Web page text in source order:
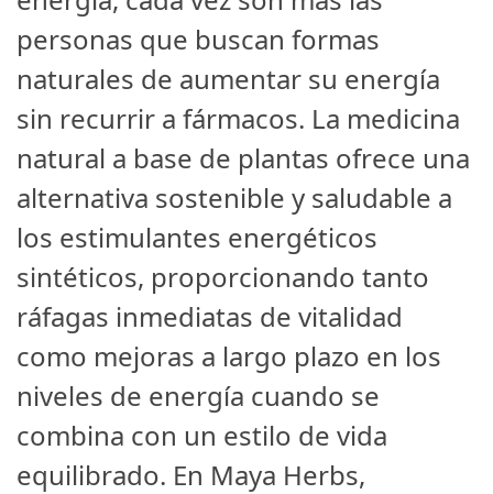
personas que buscan formas
naturales de aumentar su energía
sin recurrir a fármacos. La medicina
natural a base de plantas ofrece una
alternativa sostenible y saludable a
los estimulantes energéticos
sintéticos, proporcionando tanto
ráfagas inmediatas de vitalidad
como mejoras a largo plazo en los
niveles de energía cuando se
combina con un estilo de vida
equilibrado. En Maya Herbs,